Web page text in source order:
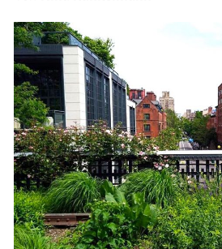
AKTIVREISEN & OUTDOOR
MENSCHEN & STORIES
ÜBER PEOPLE ABROAD